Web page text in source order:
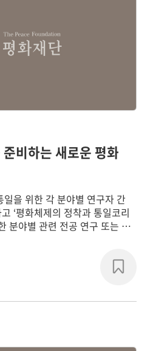
비하는 새로운 평화
을 위한 각 분야별 연구자 간
‘평화체제의 정착과 통일코리
분야별 관련 전공 연구 또는 학
트를 진행했습니다.